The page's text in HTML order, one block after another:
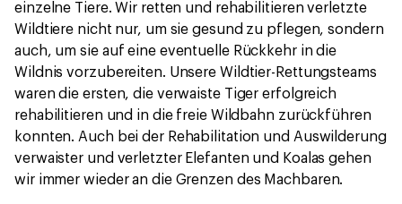
einzelne Tiere. Wir retten und rehabilitieren verletzte
Wildtiere nicht nur, um sie gesund zu pflegen, sondern
auch, um sie auf eine eventuelle Rückkehr in die
Wildnis vorzubereiten. Unsere Wildtier-Rettungsteams
waren die ersten, die verwaiste Tiger erfolgreich
rehabilitieren und in die freie Wildbahn zurückführen
konnten. Auch bei der Rehabilitation und Auswilderung
verwaister und verletzter Elefanten und Koalas gehen
wir immer wieder an die Grenzen des Machbaren.